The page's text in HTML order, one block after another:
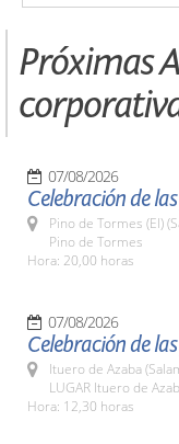
Próximas
07/08/2026
Celebración de
Pino de Tormes (El)
Pino de Tormes
Hora: 20,00 horas
07/08/2026
Celebración de
Ituero de Azaba
LUGAR Ituero de
Hora: 12,30 horas